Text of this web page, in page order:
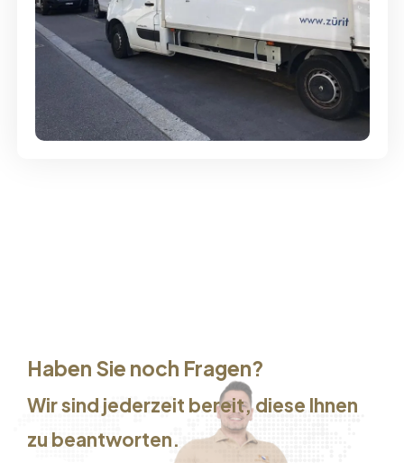
Günstige Umzüge - Hervorragender
Service
Haben Sie noch Fragen?
Wir sind jederzeit bereit, diese Ihnen
zu beantworten.